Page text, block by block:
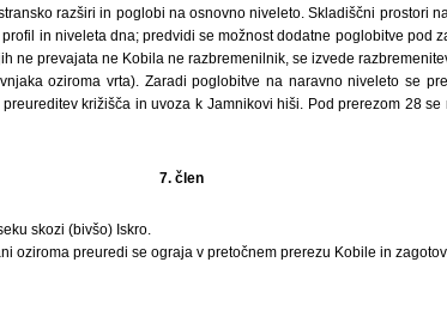
razširi in poglobi na osnovno niveleto. Skladiščni prostori
in niveleta dna; predvidi se možnost dodatne poglobitve pod
ne prevajata ne Kobila ne razbremenilnik, se izvede
oziroma vrta). Zaradi poglobitve na naravno niveleto se
križišča in uvoza k Jamnikovi hiši. Pod prerezom 28
7. člen
skozi (bivšo) Iskro.
oziroma preuredi se ograja v pretočnem prerezu Kobile in